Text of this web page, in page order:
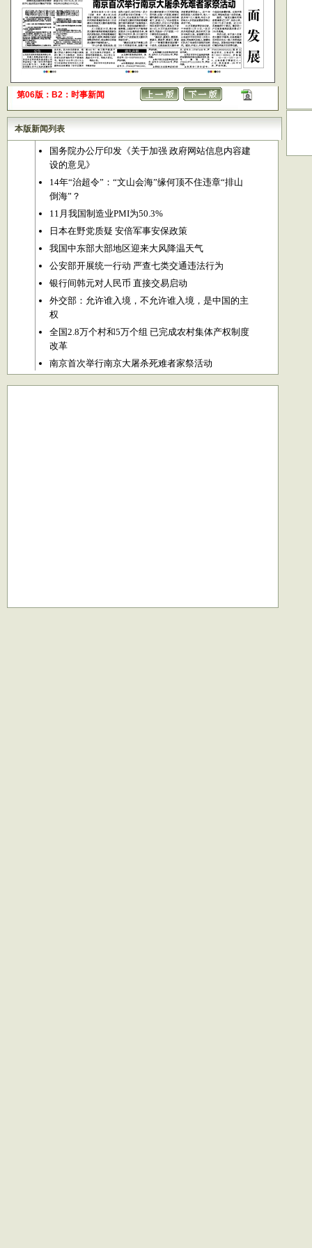
第06版：B2：时事新闻
本版新闻列表
国务院办公厅印发《关于加强 政府网站信息内容建
设的意见》
14年“治超令”：“文山会海”缘何顶不住违章“排山
倒海”？
11月我国制造业PMI为50.3%
日本在野党质疑 安倍军事安保政策
我国中东部大部地区迎来大风降温天气
公安部开展统一行动 严查七类交通违法行为
银行间韩元对人民币 直接交易启动
外交部：允许谁入境，不允许谁入境，是中国的主
权
全国2.8万个村和5万个组 已完成农村集体产权制度
改革
南京首次举行南京大屠杀死难者家祭活动